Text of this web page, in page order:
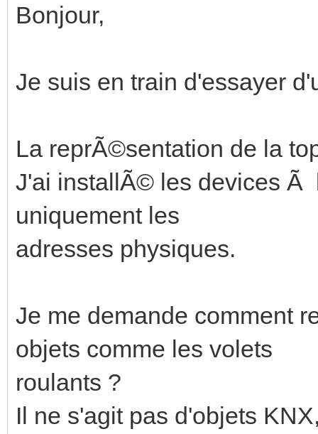
Bonjour,
Je suis en train d'essayer
La reprÃ©sentation de la
J'ai installÃ© les devices Ã
uniquement les
adresses physiques.
Je me demande comment
objets comme les volets
roulants ?
Il ne s'agit pas d'objets